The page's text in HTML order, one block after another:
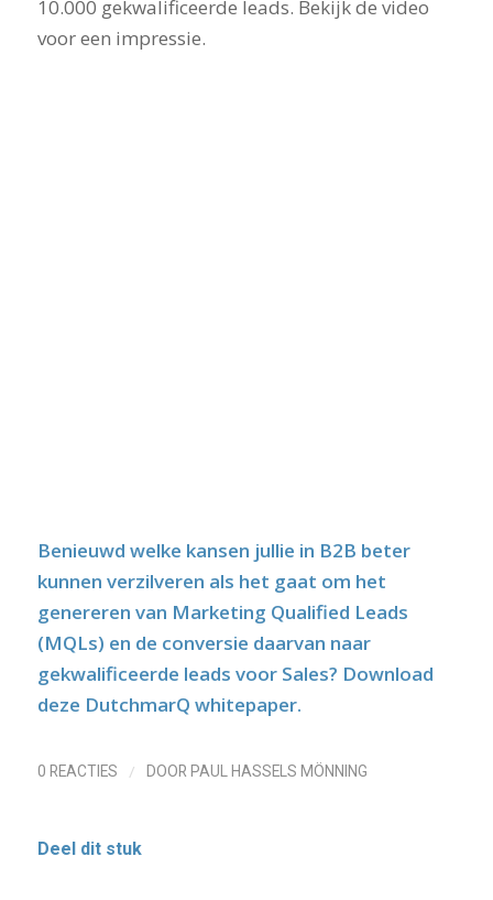
10.000 gekwalificeerde leads. Bekijk de video
voor een impressie.
Benieuwd welke kansen jullie in B2B beter
kunnen verzilveren als het gaat om het
genereren van Marketing Qualified Leads
(MQLs) en de conversie daarvan naar
gekwalificeerde leads voor Sales? Download
deze DutchmarQ whitepaper.
0 REACTIES / DOOR PAUL HASSELS MÖNNING
Deel dit stuk